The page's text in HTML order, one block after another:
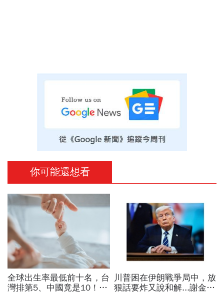
你可能還想看
全球出生率最低前十名，台
灣排第5、中國竟是10！亞
川普困在伊朗戰爭局中，放
狠話要炸又說和解...謝金河